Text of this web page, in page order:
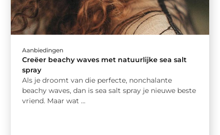
Aanbiedingen
Creëer beachy waves met natuurlijke sea salt
spray
Als je droomt van die perfecte, nonchalante
beachy waves, dan is sea salt spray je nieuwe beste
vriend. Maar wat ...